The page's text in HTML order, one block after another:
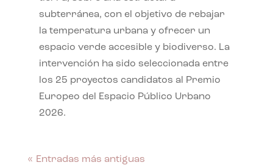
subterránea, con el objetivo de rebajar
la temperatura urbana y ofrecer un
espacio verde accesible y biodiverso. La
intervención ha sido seleccionada entre
los 25 proyectos candidatos al Premio
Europeo del Espacio Público Urbano
2026.
« Entradas más antiguas